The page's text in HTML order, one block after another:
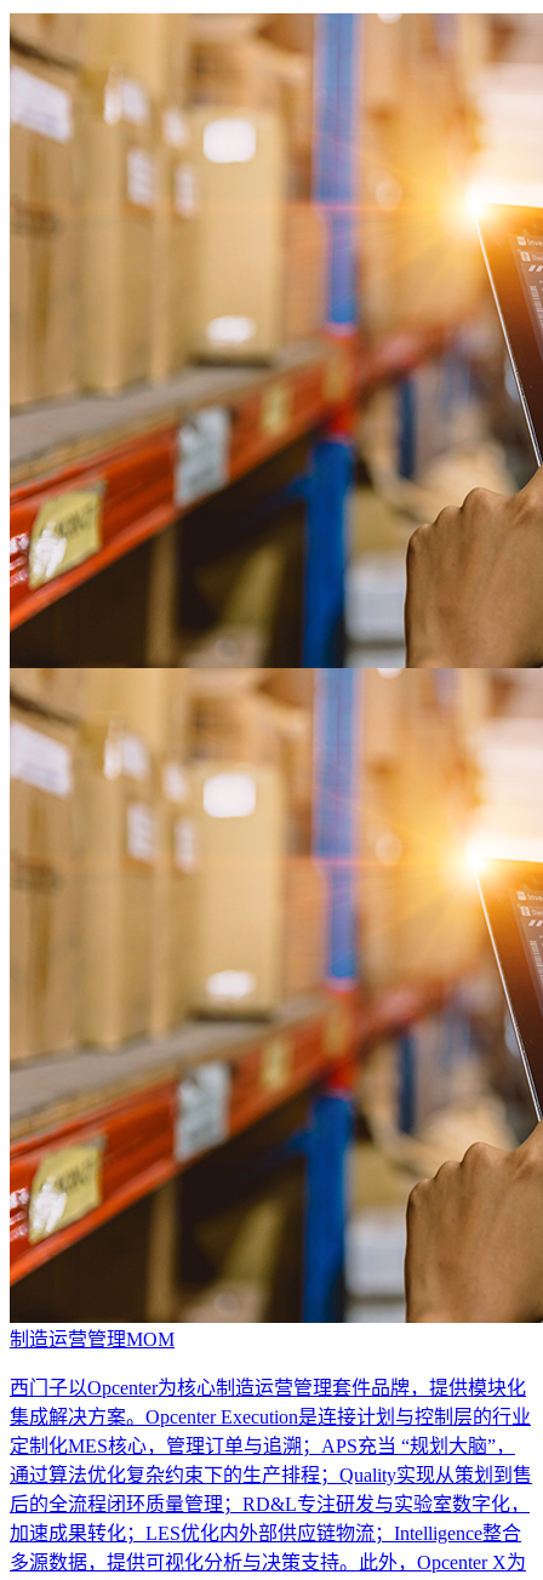
制造运营管理MOM
西门子以Opcenter为核心制造运营管理套件品牌，提供模块化
集成解决方案。Opcenter Execution是连接计划与控制层的行业
定制化MES核心，管理订单与追溯；APS充当 “规划大脑”，
通过算法优化复杂约束下的生产排程；Quality实现从策划到售
后的全流程闭环质量管理；RD&L专注研发与实验室数字化，
加速成果转化；LES优化内外部供应链物流；Intelligence整合
多源数据，提供可视化分析与决策支持。此外，Opcenter X为